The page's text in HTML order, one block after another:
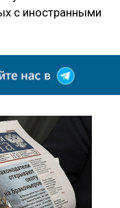
с иностранными